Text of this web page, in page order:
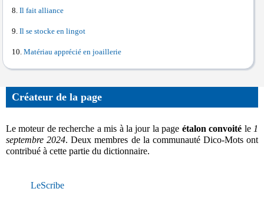
Il fait alliance
Il se stocke en lingot
Matériau apprécié en joaillerie
Créateur de la page
Le moteur de recherche a mis à la jour la page étalon convoité le 1
septembre 2024. Deux membres de la communauté Dico-Mots ont
contribué à cette partie du dictionnaire.
LeScribe